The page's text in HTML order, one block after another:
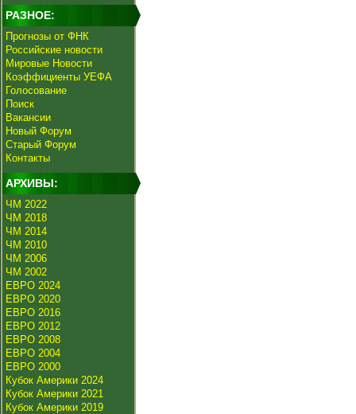
РАЗНОЕ:
Прогнозы от ФНК
Российские новости
Мировые Новости
Коэффициенты УЕФА
Голосование
Поиск
Вакансии
Новый Форум
Старый Форум
Контакты
АРХИВЫ:
ЧМ 2022
ЧМ 2018
ЧМ 2014
ЧМ 2010
ЧМ 2006
ЧМ 2002
ЕВРО 2024
ЕВРО 2020
ЕВРО 2016
ЕВРО 2012
ЕВРО 2008
ЕВРО 2004
ЕВРО 2000
Кубок Америки 2024
Кубок Америки 2021
Кубок Америки 2019